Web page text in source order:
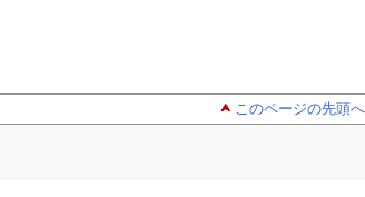
このページの先頭へ